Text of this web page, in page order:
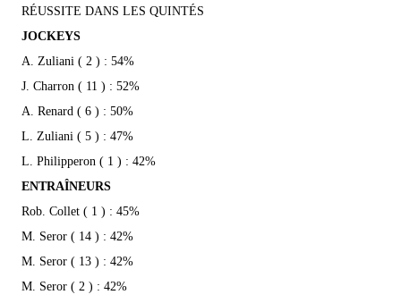
RÉUSSITE DANS LES QUINTÉS
JOCKEYS
A. Zuliani ( 2 ) : 54%
J. Charron ( 11 ) : 52%
A. Renard ( 6 ) : 50%
L. Zuliani ( 5 ) : 47%
L. Philipperon ( 1 ) : 42%
ENTRAÎNEURS
Rob. Collet ( 1 ) : 45%
M. Seror ( 14 ) : 42%
M. Seror ( 13 ) : 42%
M. Seror ( 2 ) : 42%